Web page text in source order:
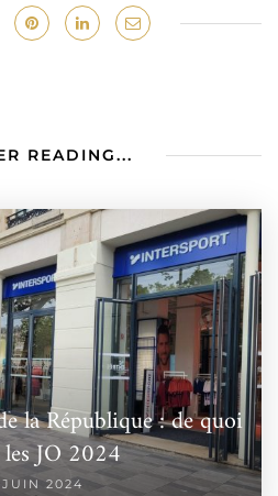
READING...
la République : de quoi
JO 2024
JUIN 2024